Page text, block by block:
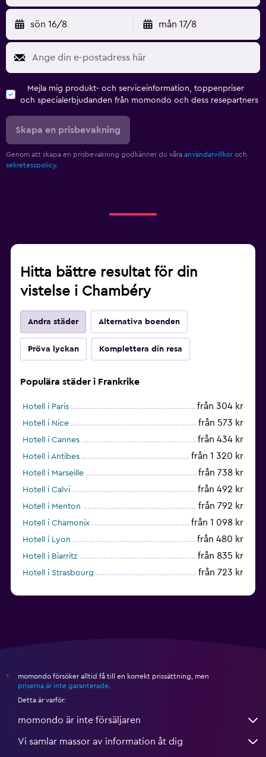
sön 16/8 mån 17/8
Mejla mig produkt- och serviceinformation, toppenpriser
och specialerbjudanden från momondo och dess resepartners
Skapa en prisbevakning
Genom att skapa en prisbevakning godkänner du våra användarvillkor och
sekretesspolicy.
Hitta bättre resultat för din
vistelse i Chambéry
Andra städer Alternativa boenden
Pröva lyckan Komplettera din resa
Populära städer i Frankrike
Hotell i Paris från 304 kr
Hotell i Nice från 573 kr
Hotell i Cannes från 434 kr
Hotell i Antibes från 1 320 kr
Hotell i Marseille från 738 kr
Hotell i Calvi från 492 kr
Hotell i Menton från 792 kr
Hotell i Chamonix från 1 098 kr
Hotell i Lyon från 480 kr
Hotell i Biarritz från 835 kr
Hotell i Strasbourg från 723 kr
*
momondo försöker alltid få till en korrekt prissättning, men
priserna är inte garanterade
Detta är varför:
momondo är inte försäljaren
Vi samlar massor av information åt dig